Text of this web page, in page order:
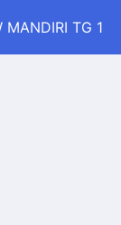
MANDIRI TG 1